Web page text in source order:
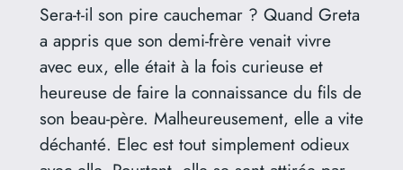
Sera-t-il son pire cauchemar ? Quand Greta
a appris que son demi-frère venait vivre
avec eux, elle était à la fois curieuse et
heureuse de faire la connaissance du fils de
son beau-père. Malheureusement, elle a vite
déchanté. Elec est tout simplement odieux